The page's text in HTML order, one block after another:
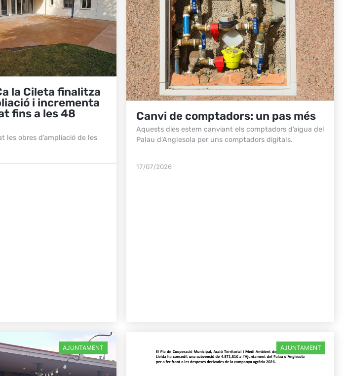
la Cileta finalitza
i incrementa
fins a les 48
les obres d’ampliació de les
Canvi de comptadors: un pas més
Aquests dies estem canviant els comptadors d’aigua del
Palau d’Anglesola per uns comptadors digitals.
17/07/2026
AJUNTAMENT AJUNTAMENT